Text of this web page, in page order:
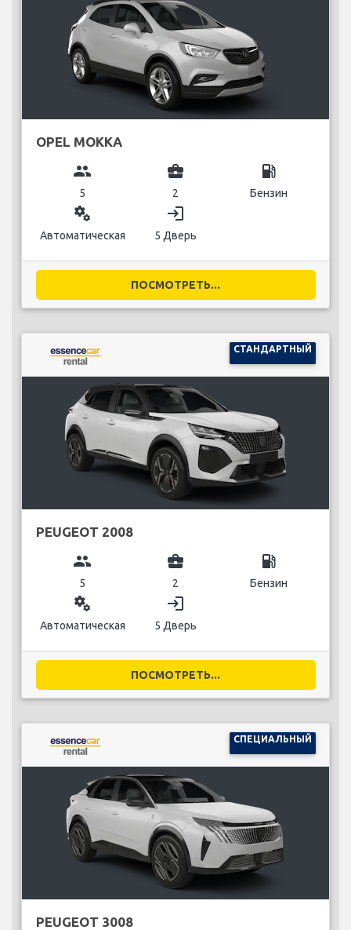
OPEL MOKKA
group
5
business_center
2
local_gas_station
Бензин
miscellaneous_services
Автоматическая
login
5 Дверь
ПОСМОТРЕТЬ...
СТАНДАРТНЫЙ
PEUGEOT 2008
group
5
business_center
2
local_gas_station
Бензин
miscellaneous_services
Автоматическая
login
5 Дверь
ПОСМОТРЕТЬ...
СПЕЦИАЛЬНЫЙ
PEUGEOT 3008